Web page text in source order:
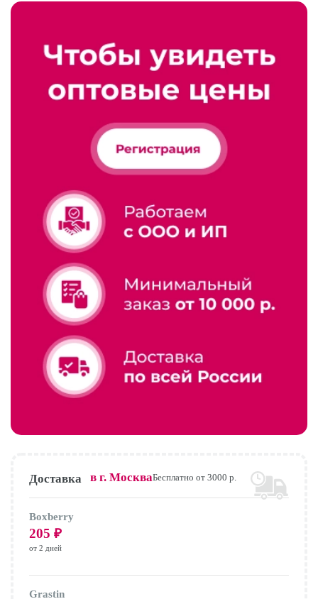
Доставка в г. МоскваБесплатно от 3000 р.
Boxberry
205 ₽
от 2 дней
Grastin